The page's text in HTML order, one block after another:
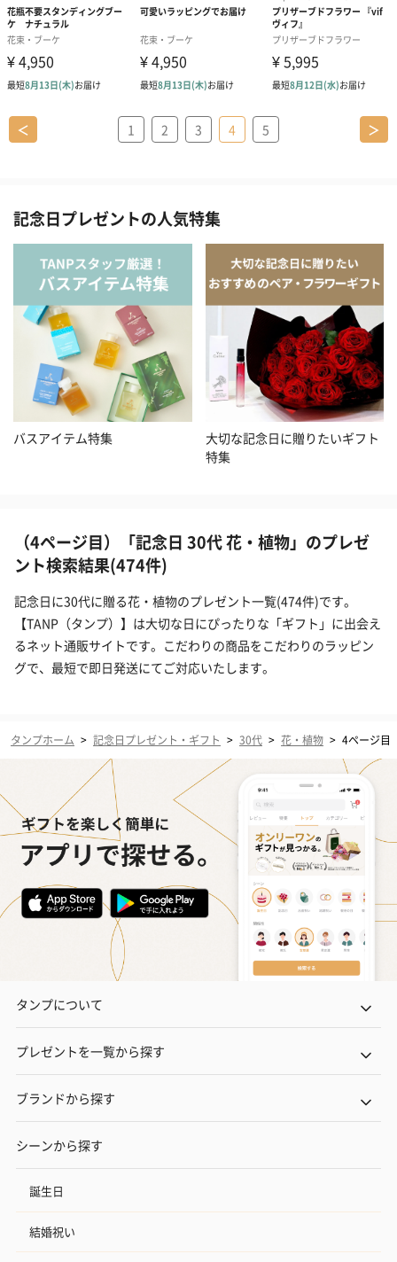
＜ 1 2 3 4 5 ＞
記念日プレゼントの人気特集
バスアイテム特集
大切な記念日に贈りたいギフト
特集
（4ページ目）「記念日 30代 花・植物」のプレゼ
ント検索結果(474件)
記念日に30代に贈る花・植物のプレゼント一覧(474件)です。
【TANP（タンプ）】は大切な日にぴったりな「ギフト」に出会え
るネット通販サイトです。こだわりの商品をこだわりのラッピン
グで、最短で即日発送にてご対応いたします。
タンプホーム > 記念日プレゼント・ギフト > 30代 > 花・植物 > 4ページ目
タンプについて
プレゼントを一覧から探す
ブランドから探す
シーンから探す
誕生日
結婚祝い